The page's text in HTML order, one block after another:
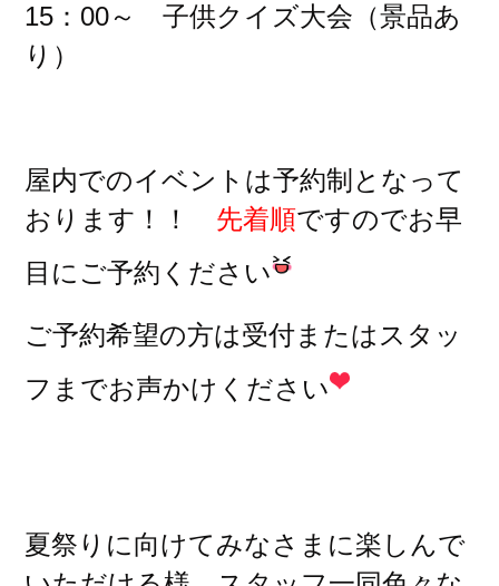
15：00～ 子供クイズ大会（景品あ
り）
屋内でのイベントは予約制となって
おります！！ 先着順ですのでお早
目にご予約ください
ご予約希望の方は受付またはスタッ
フまでお声かけください
夏祭りに向けてみなさまに楽しんで